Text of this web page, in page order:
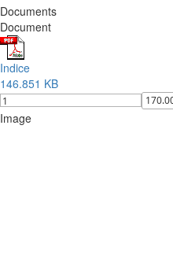
Documents
Document
Indice
146.851 KB
Image